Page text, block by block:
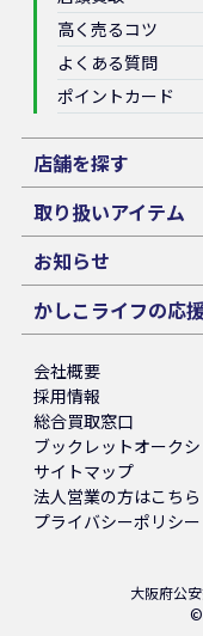
高く売るコツ
よくある質問
ポイントカード
店舗を探す
取り扱いアイテム
お知らせ
かしこライフの応
会社概要
採用情報
総合買取窓口
ブックレットオーク
サイトマップ
法人営業の方はこちら
プライバシーポリシー
大阪府公